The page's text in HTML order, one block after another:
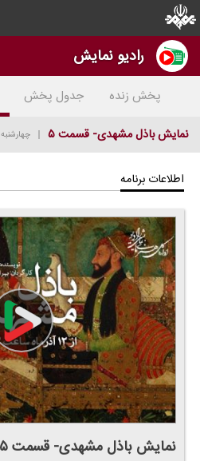
رادیو نمایش
پخش زنده جدول پخش
نمایش باذل مشهدی- قسمت ۵
چهارشنبه ۱۶ آذر ۱۴۰۱
اطلاعات برنامه
نمایش باذل مشهدی- قسمت ۵